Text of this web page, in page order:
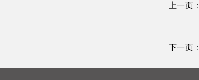
上一页：
下一页：